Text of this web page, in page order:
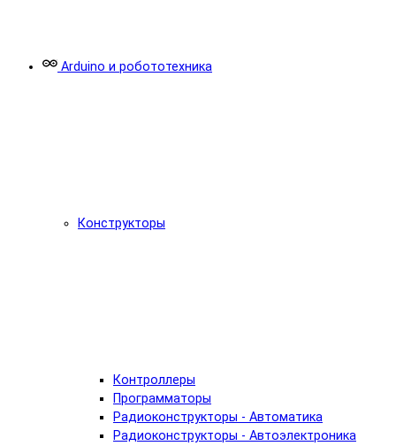
Arduino и робототехника
Конструкторы
Контроллеры
Программаторы
Радиоконструкторы - Автоматика
Радиоконструкторы - Автоэлектроника